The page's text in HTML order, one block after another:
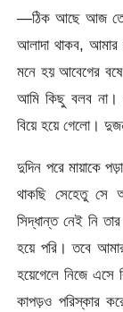
—ঠিক আছে আজ তো
আলাদা থাকব,
মনে হয় আবেগের
আমি কিছু বলব না।
বিয়ে হয়ে গেলো।
দুদিন পরে মায়াকে
থাকছি সেহেতু সে
সিদ্ধান্ত নেই নি
হয়ে পরি। তবে
হয়েগেলে নিজে এসে
কাপড়ও পরিস্কার